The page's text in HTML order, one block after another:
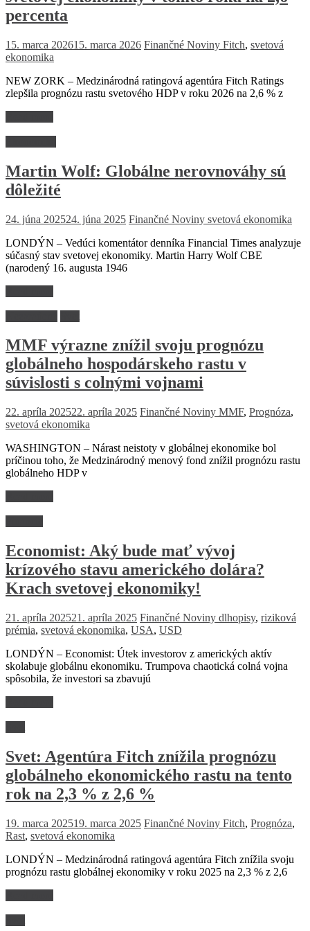
percenta
15. marca 202615. marca 2026 Finančné Noviny Fitch, svetová
ekonomika
NEW ZORK – Medzinárodná ratingová agentúra Fitch Ratings
zlepšila prognózu rastu svetového HDP v roku 2026 na 2,6 % z
Martin Wolf: Globálne nerovnováhy sú
dôležité
24. júna 202524. júna 2025 Finančné Noviny svetová ekonomika
LONDÝN – Vedúci komentátor denníka Financial Times analyzuje
súčasný stav svetovej ekonomiky. Martin Harry Wolf CBE
(narodený 16. augusta 1946
MMF výrazne znížil svoju prognózu
globálneho hospodárskeho rastu v
súvislosti s colnými vojnami
22. apríla 202522. apríla 2025 Finančné Noviny MMF, Prognóza,
svetová ekonomika
WASHINGTON – Nárast neistoty v globálnej ekonomike bol
príčinou toho, že Medzinárodný menový fond znížil prognózu rastu
globálneho HDP v
Economist: Aký bude mať vývoj
krízového stavu amerického dolára?
Krach svetovej ekonomiky!
21. apríla 202521. apríla 2025 Finančné Noviny dlhopisy, riziková
prémia, svetová ekonomika, USA, USD
LONDÝN – Economist: Útek investorov z amerických aktív
skolabuje globálnu ekonomiku. Trumpova chaotická colná vojna
spôsobila, že investori sa zbavujú
Svet: Agentúra Fitch znížila prognózu
globálneho ekonomického rastu na tento
rok na 2,3 % z 2,6 %
19. marca 202519. marca 2025 Finančné Noviny Fitch, Prognóza,
Rast, svetová ekonomika
LONDÝN – Medzinárodná ratingová agentúra Fitch znížila svoju
prognózu rastu globálnej ekonomiky v roku 2025 na 2,3 % z 2,6